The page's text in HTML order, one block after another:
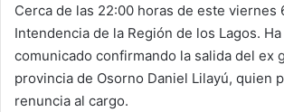
Cerca de las 22:00 horas de este viernes
Intendencia de la Región de los Lagos.
comunicado confirmando la salida del ex
provincia de Osorno Daniel Lilayú, quien
renuncia al cargo.